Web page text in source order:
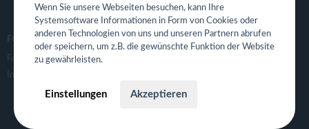
Eigene App für Restaurant
FOLGE UNS
Facebook
Instagram
Wenn Sie unsere Webseiten besuchen, kann Ihre
Systemsoftware Informationen in Form von Cookies oder
anderen Technologien von uns und unseren Partnern abrufen
oder speichern, um z.B. die gewünschte Funktion der Website
zu gewährleisten.
Einstellungen Akzeptieren